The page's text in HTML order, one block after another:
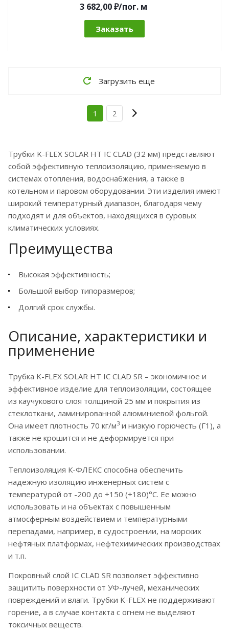
3 682,00 ₽/пог.м
Заказать
Загрузить еще
1 2
Трубки K-FLEX SOLAR HT IC CLAD (32 мм) представляют
собой эффективную теплоизоляцию, применяемую в
системах отопления, водоснабжения, а также в
котельном и паровом оборудовании. Эти изделия имеют
широкий температурный диапазон, благодаря чему
подходят и для объектов, находящихся в суровых
климатических условиях.
Преимущества
Высокая эффективность;
Большой выбор типоразмеров;
Долгий срок службы.
Описание, характеристики и
применение
Трубка K-FLEX SOLAR HT IC CLAD SR – экономичное и
эффективное изделие для теплоизоляции, состоящее
из каучукового слоя толщиной 25 мм и покрытия из
стеклоткани, ламинированной алюминиевой фольгой.
Она имеет плотность 70 кг/м3 и низкую горючесть (Г1), а
также не крошится и не деформируется при
использовании.
Теплоизоляция К-ФЛЕКС способна обеспечить
надежную изоляцию инженерных систем с
температурой от -200 до +150 (+180)°С. Ее можно
использовать и на объектах с повышенным
атмосферным воздействием и температурными
перепадами, например, в судостроении, на морских
нефтяных платформах, нефтехимических производствах
и т.п.
Покровный слой IC CLAD SR позволяет эффективно
защитить поверхности от УФ-лучей, механических
повреждений и влаги. Трубки K-FLEX не поддерживают
горение, а в случае контакта с огнем не выделяют
токсичных веществ.